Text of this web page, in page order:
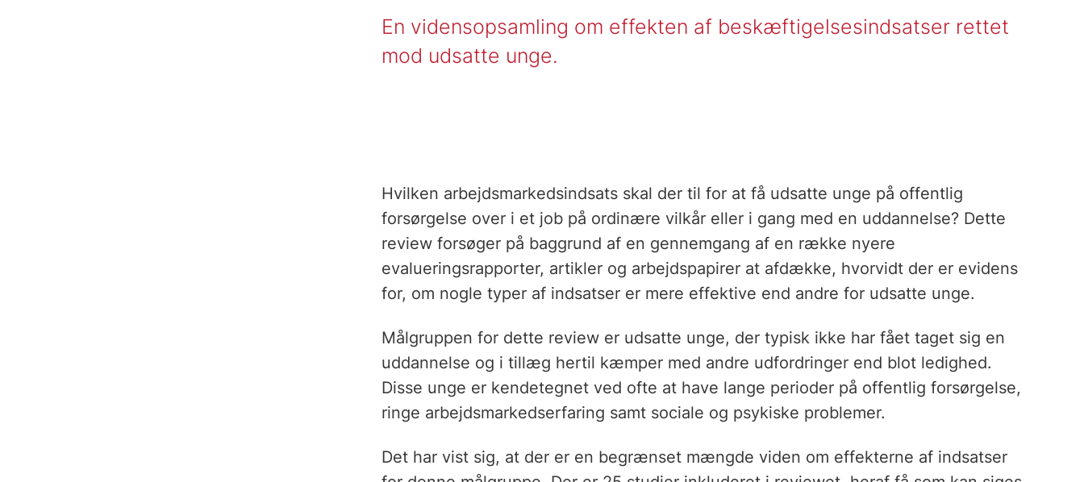
En vidensopsamling om effekten af beskæftigelsesindsatser rettet
mod udsatte unge.
Hvilken arbejdsmarkedsindsats skal der til for at få udsatte unge på offentlig
forsørgelse over i et job på ordinære vilkår eller i gang med en uddannelse? Dette
review forsøger på baggrund af en gennemgang af en række nyere
evalueringsrapporter, artikler og arbejdspapirer at afdække, hvorvidt der er evidens
for, om nogle typer af indsatser er mere effektive end andre for udsatte unge.
Målgruppen for dette review er udsatte unge, der typisk ikke har fået taget sig en
uddannelse og i tillæg hertil kæmper med andre udfordringer end blot ledighed.
Disse unge er kendetegnet ved ofte at have lange perioder på offentlig forsørgelse,
ringe arbejdsmarkedserfaring samt sociale og psykiske problemer.
Det har vist sig, at der er en begrænset mængde viden om effekterne af indsatser